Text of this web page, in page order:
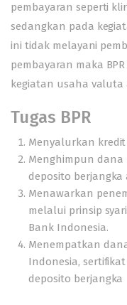
pembayaran seperti
sedangkan pada
ini tidak melayani
pembayaran maka
kegiatan usaha valuta
Tugas BPR
Menyalurkan
Menghimpun
deposito
Menawarkan
melalui prinsip
Bank Indonesia.
Menempatkan
Indonesia,
deposito berjangka